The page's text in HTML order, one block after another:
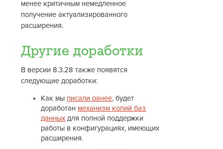
менее критичным немедленное
получение актуализированного
расширения.
Другие доработки
В версии 8.3.28 также появятся
следующие доработки:
Как мы писали ранее, будет
доработан механизм копий баз
данных для полной поддержки
работы в конфигурациях, имеющих
расширения.